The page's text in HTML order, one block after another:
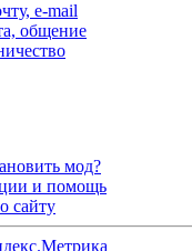
e-mail
общение
мод?
и помощь
сайту